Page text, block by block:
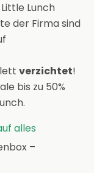
Lunch
der Firma sind
verzichtet!
bis zu 50%
alles
–